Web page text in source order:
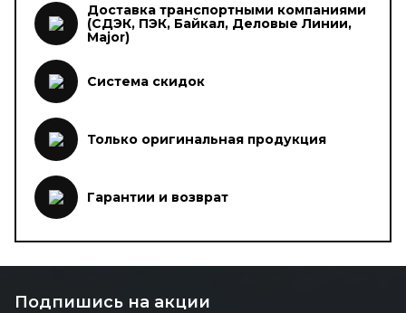
Доставка транспортными компаниями
(СДЭК, ПЭК, Байкал, Деловые Линии,
Major)
Система скидок
Только оригинальная продукция
Гарантии и возврат
Подпишись на акции